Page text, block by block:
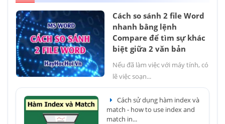
Cách so sánh 2 file Word
nhanh bằng lệnh
Compare để tìm sự khác
biệt giữa 2 văn bản
Nếu đã làm việc với máy tính, có
lẽ việc soạn...
Cách sử dụng hàm index và
match - how to use index and
match in...